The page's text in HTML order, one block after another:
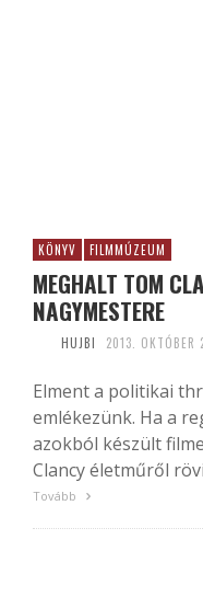
KÖNYV FILMMÚZEUM
MEGHALT TOM
NAGYMESTERE
HUJBI 2013. OKTÓBER
Elment a politikai
emlékezünk. Ha a
azokból készült
Clancy életműről
Tovább